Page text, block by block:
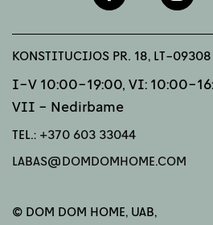
KONSTITUCIJOS PR. 18, LT-
I-V 10:00-19:00, VI: 10:00-
VII - Nedirbame
TEL.: +370 603 33044
LABAS@DOMDOMHOME.COM
© DOM DOM HOME, UAB,